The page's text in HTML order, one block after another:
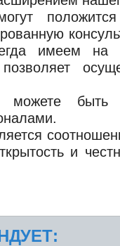
имеем на
быть
и